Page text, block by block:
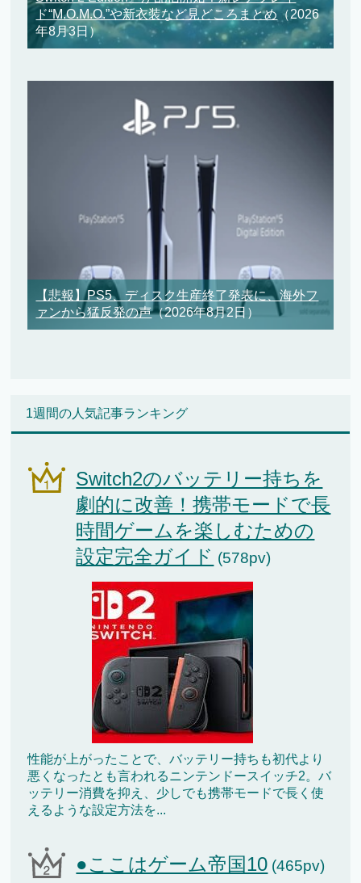
ド“M.O.M.O.”や新衣装など見どころまとめ（2026
年8月3日）
【悲報】PS5、ディスク生産終了発表に、海外フ
ァンから猛反発の声（2026年8月2日）
1週間の人気記事ランキング
Switch2のバッテリー持ちを
劇的に改善！携帯モードで長
時間ゲームを楽しむための
設定完全ガイド (578pv)
性能が上がったことで、バッテリー持ちも初代より
悪くなったとも言われるニンテンドースイッチ2。バ
ッテリー消費を抑え、少しでも携帯モードで長く使
えるような設定方法を...
●ここはゲーム帝国10 (465pv)